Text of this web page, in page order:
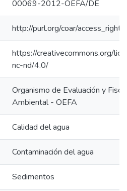
00069-2012-OEFA/DE
http://purl.org/coar/access_right/
https://creativecommons.org/
nc-nd/4.0/
Organismo de Evaluación y
Ambiental - OEFA
Calidad del agua
Contaminación del agua
Sedimentos